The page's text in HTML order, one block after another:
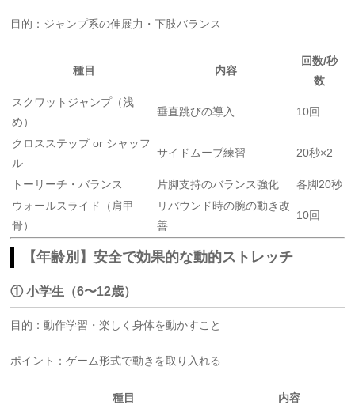
目的：ジャンプ系の伸展力・下肢バランス
種目 内容
回数/秒
数
スクワットジャンプ（浅
め）
垂直跳びの導入 10回
クロスステップ or シャッフ
ル
サイドムーブ練習 20秒×2
トーリーチ・バランス 片脚支持のバランス強化
各脚20秒
ウォールスライド（肩甲
骨）
リバウンド時の腕の動き改
善
10回
【年齢別】安全で効果的な動的ストレッチ
① 小学生（6〜12歳）
目的：動作学習・楽しく身体を動かすこと
ポイント：ゲーム形式で動きを取り入れる
種目
内容